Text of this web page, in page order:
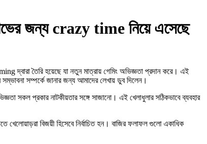
জন্য crazy time নিয়ে এসেছে
তৈরি হয়েছে যা নতুন মাত্রায় গেমিং অভিজ্ঞতা প্রদান করে। এই
সম্ভাবনা সম্পর্কে জানার জন্য আমাদের লেখায় ডুব দিলেন।
সকল প্রকার নাটকীয়তার সঙ্গে সাজানো। এই খেলাধুলার সঠিকভাবে ব্যবহার
বিজয়ী হিসেবে নির্বাচিত হন। বাজির ফলাফল গুলো একাধিক